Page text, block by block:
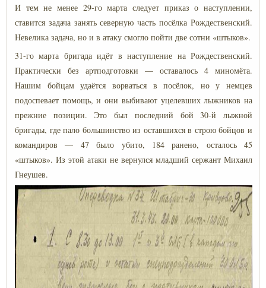
И тем не менее 29-го марта следует приказ о наступлении,
ставится задача занять северную часть посёлка Рождественский.
Невелика задача, но и в атаку смогло пойти две сотни «штыков».
31-го марта бригада идёт в наступление на Рождественский.
Практически без артподготовки — оставалось 4 миномёта.
Нашим бойцам удаётся ворваться в посёлок, но у немцев
подоспевает помощь, и они выбивают уцелевших лыжников на
прежние позиции. Это был последний бой 30-й лыжной
бригады, где пало большинство из оставшихся в строю бойцов и
командиров — 47 было убито, 184 ранено, осталось 45
«штыков». Из этой атаки не вернулся младший сержант Михаил
Гнеушев.